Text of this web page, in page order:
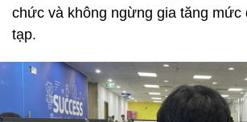
chức và không ngừng gia tăng mức
tạp.